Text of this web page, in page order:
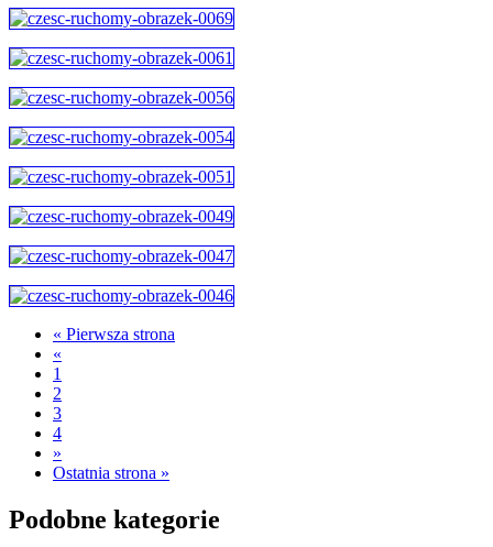
« Pierwsza strona
«
1
2
3
4
»
Ostatnia strona »
Podobne kategorie